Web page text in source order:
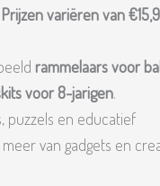
Prijzen variëren van
rammelaars voor
voor 8-jarigen.
puzzels en educatief
van gadgets en